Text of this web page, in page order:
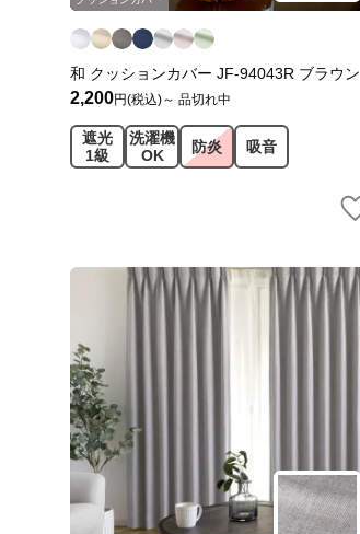
和 クッションカバー JF-94043R ブラウン
2,200円(税込)～ 品切れ中
遮光
1級
洗濯機
OK
防炎 吸音